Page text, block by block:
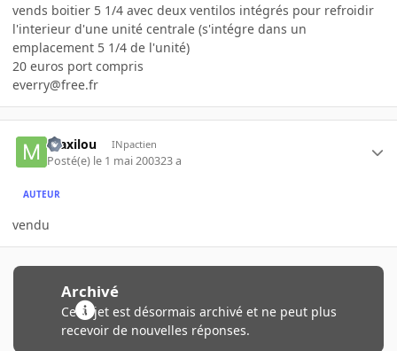
vends boitier 5 1/4 avec deux ventilos intégrés pour refroidir
l'interieur d'une unité centrale (s'intégre dans un
emplacement 5 1/4 de l'unité)
20 euros port compris
everry@free.fr
maxilou INpactien
Posté(e) le 1 mai 200323 a
AUTEUR
vendu
Archivé
Ce sujet est désormais archivé et ne peut plus
recevoir de nouvelles réponses.